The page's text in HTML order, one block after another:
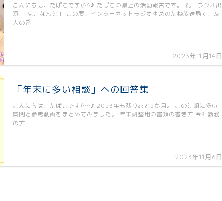
2023年11月14日
こんにちは、たぱこです(^^♪ たぱこの最近の活動報告です。 祝！ラジオ出
演！ な、なんと！ この度、インターネットラジオゆめのたね放送局で、友
人の番 …
「年末に多い相談」への回答集
2023年11月6日
こんにちは、たぱこです(^^♪ 2023年も残りあと2か月。 この時期に多い
質問と参考動画をまとめてみました。 年末調整用の書類の書き方 会社勤務
の方 …